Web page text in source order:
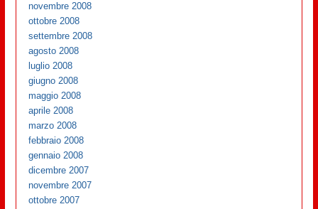
novembre 2008
ottobre 2008
settembre 2008
agosto 2008
luglio 2008
giugno 2008
maggio 2008
aprile 2008
marzo 2008
febbraio 2008
gennaio 2008
dicembre 2007
novembre 2007
ottobre 2007